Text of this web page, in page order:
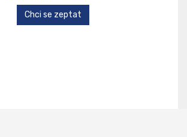
Chci se zeptat